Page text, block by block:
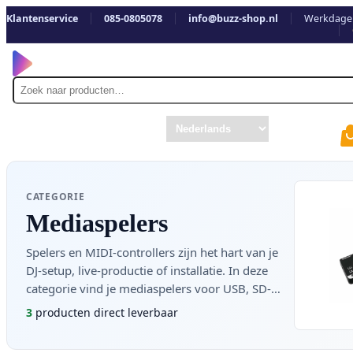
Klantenservice 085-0805078 info@buzz-shop.nl
Zoek
naar
CATEGORIE
Mediaspelers
Spelers en MIDI-controllers zijn het hart van je
DJ-setup, live-productie of installatie. In deze
categorie vind je mediaspelers voor USB, SD-
kaart en internetradio, Bluetooth-ontvangers met
aptX HD-streaming, voorversterkers met
3 producten direct leverbaar